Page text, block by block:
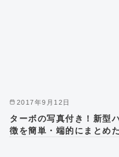
2017年9月12日
ターボの写真付き！新型
徴を簡単・端的にまとめ